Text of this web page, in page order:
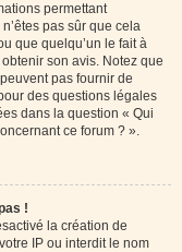
permettant
pas sûr que cela
que quelqu’un le fait à
son avis. Notez que
pas fournir de
des questions légales
dans la question « Qui
ce forum ? ».
!
la création de
IP ou interdit le nom